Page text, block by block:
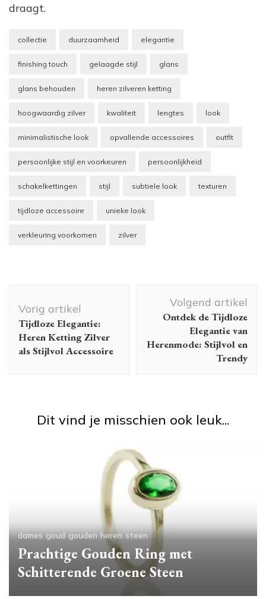
draagt.
collectie duurzaamheid elegantie
finishing touch gelaagde stijl glans
glans behouden heren zilveren ketting
hoogwaardig zilver kwaliteit lengtes look
minimalistische look opvallende accessoires outfit
persoonlijke stijl en voorkeuren persoonlijkheid
schakelkettingen stijl subtiele look texturen
tijdloze accessoire unieke look
verkleuring voorkomen zilver
Vorig artikel
Tijdloze Elegantie:
Heren Ketting Zilver
als Stijlvol Accessoire
Volgend artikel
Ontdek de Tijdloze
Elegantie van
Herenmode: Stijlvol en
Trendy
Dit vind je misschien ook leuk...
dames goud gouden heren steen
Prachtige Gouden Ring met
Schitterende Groene Steen